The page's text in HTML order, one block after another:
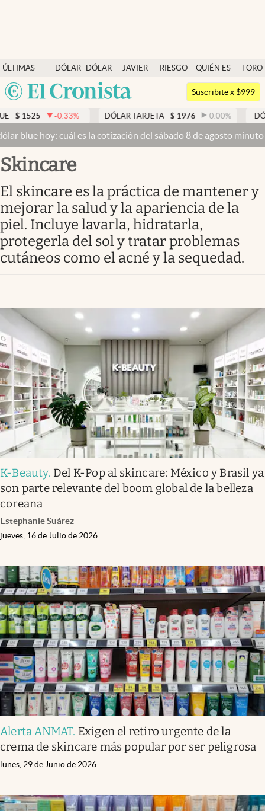
ÚLTIMAS
NOTICIAS
DÓLAR
DÓLAR
BLUE
JAVIER
RIESGO
QUIÉN ES
QUIÉN
FORO
Argentina
México
Dólar
Members
Economía y Política
Finanzas y Mercados
Mercados Online
Columnistas
Otras secciones
Apertura
Clima
Mundial 2026
Eventos Corporativos
El Cronista Studio
Mediakit
abre en nueva pestaña
Argentina
Suscribite x $999
-0.33% DÓLAR TARJETA $ 1976 0.00% DÓLAR MEP $
es la cotización del sábado 8 de agosto minuto a minuto
skincare
El skincare es la práctica de mantener y
mejorar la salud y la apariencia de la
piel. Incluye lavarla, hidratarla,
protegerla del sol y tratar problemas
cutáneos como el acné y la sequedad.
K-Beauty. Del K-Pop al skincare: México y Brasil ya
son parte relevante del boom global de la belleza
coreana
Estephanie Suárez
jueves, 16 de Julio de 2026
Alerta ANMAT. Exigen el retiro urgente de la
crema de skincare más popular por ser peligrosa
lunes, 29 de Junio de 2026